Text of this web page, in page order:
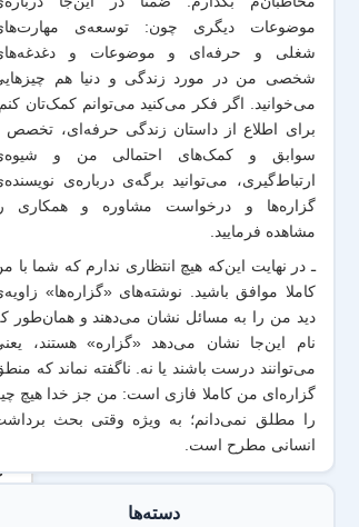
موضوعات دیگری چون: توسعه‌ی
شغلی و حرفه‌ای و موضوعات و
شخصی من در مورد زندگی و دنیا هم
می‌خوانید. اگر فکر می‌کنید می‌توانم کمک‌تان
برای اطلاع از داستان زندگی حرفه‌ای، تخصص
سوابق و کمک‌های احتمالی من و
ارتباط‌گیری، می‌توانید برگه‌یدرباره‌ی
گزاره‌ها و درخواست مشاوره و همکاری را
مشاهده فرمایید.
ـ در نهایت این‌که هیچ انتظاری ندارم که شما با
کاملا موافق باشید. نوشته‌های «گزاره‌ها»
دید من را به مسائل نشان می‌دهند و همان‌طور
نام این‌جا نشان می‌دهد «گزاره‌» هستند،
می‌توانند درست باشند یا نه. ناگفته نماند که
گزاره‌ای من کاملا فازی است: من جز خدا هیچ
را مطلق نمی‌دانم؛ به ویژه وقتی بحث
انسانی مطرح است.
دسته‌ها